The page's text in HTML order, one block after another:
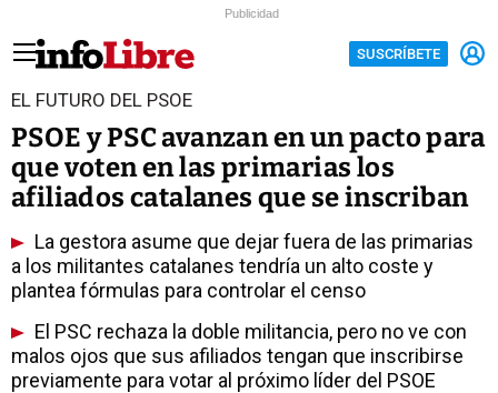
Publicidad
SUSCRÍBETE
EL FUTURO DEL PSOE
PSOE y PSC avanzan en un pacto para
que voten en las primarias los
afiliados catalanes que se inscriban
La gestora asume que dejar fuera de las primarias
a los militantes catalanes tendría un alto coste y
plantea fórmulas para controlar el censo
El PSC rechaza la doble militancia, pero no ve con
malos ojos que sus afiliados tengan que inscribirse
previamente para votar al próximo líder del PSOE